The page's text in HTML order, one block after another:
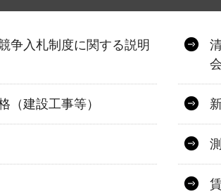
争入札制度に関する説明
会
（建設工事等）